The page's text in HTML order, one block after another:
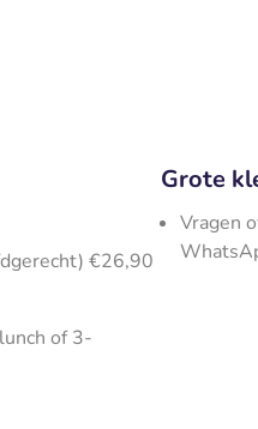
€26,90
of 3-
Grote
Vragen